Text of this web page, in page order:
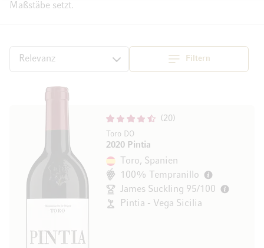
Maßstäbe setzt.
Filtern
SortierenTop
20
Toro DO
2020 Pintia
Toro, Spanien
100% Tempranillo
James Suckling 95/100
Pintia - Vega Sicilia